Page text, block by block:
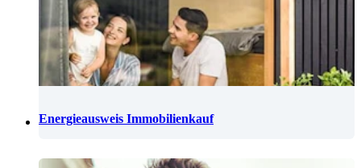
Energieausweis Immobilienkauf